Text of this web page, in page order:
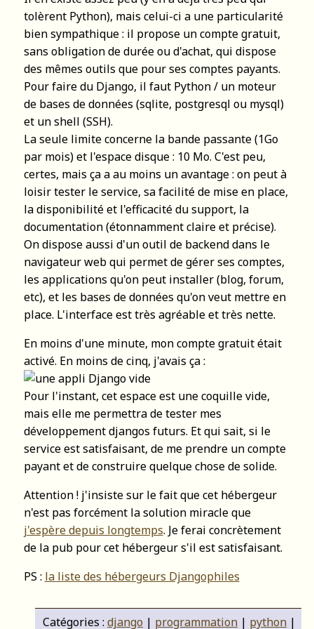
tolèrent Python), mais celui-ci a une particularité
bien sympathique : il propose un compte gratuit,
sans obligation de durée ou d'achat, qui dispose
des mêmes outils que pour ses comptes payants.
Pour faire du Django, il faut Python / un moteur
de bases de données (sqlite, postgresql ou mysql)
et un shell (SSH).
La seule limite concerne la bande passante (1Go
par mois) et l'espace disque : 10 Mo. C'est peu,
certes, mais ça a au moins un avantage : on peut à
loisir tester le service, sa facilité de mise en place,
la disponibilité et l'efficacité du support, la
documentation (étonnamment claire et précise).
On dispose aussi d'un outil de backend dans le
navigateur web qui permet de gérer ses comptes,
les applications qu'on peut installer (blog, forum,
etc), et les bases de données qu'on veut mettre en
place. L'interface est très agréable et très nette.
En moins d'une minute, mon compte gratuit était
activé. En moins de cinq, j'avais ça :
Pour l'instant, cet espace est une coquille vide,
mais elle me permettra de tester mes
développement djangos futurs. Et qui sait, si le
service est satisfaisant, de me prendre un compte
payant et de construire quelque chose de solide.
Attention ! j'insiste sur le fait que cet hébergeur
n'est pas forcément la solution miracle que
j'espère depuis longtemps. Je ferai concrètement
de la pub pour cet hébergeur s'il est satisfaisant.
PS : la liste des hébergeurs Djangophiles
Catégories :django | programmation | python |